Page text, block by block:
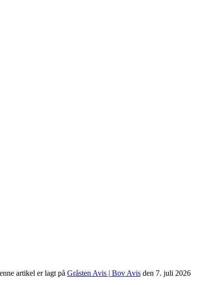
artikel er lagt på Gråsten Avis | Bov Avisden 7. juli 2026